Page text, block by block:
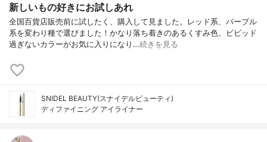
新しいもの好きにお試しあれ
全国百貨店販売前に試したく、購入して見ました。レッド系、パープル
系を変わり種で選びました！かなり落ち着きのあるくすみ色、ビビッド
過ぎないカラーがお気に入りになり…続きを見る
SNIDEL BEAUTY(スナイデルビューティ)
ディファイニング アイライナー